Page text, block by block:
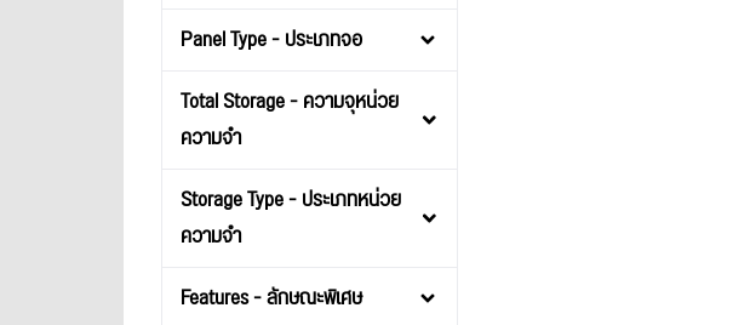
Panel Type - ประเภทจอ
Total Storage - ความจุหน่วย
ความจำ
Storage Type - ประเภทหน่วย
ความจำ
Features - ลักษณะพิเศษ